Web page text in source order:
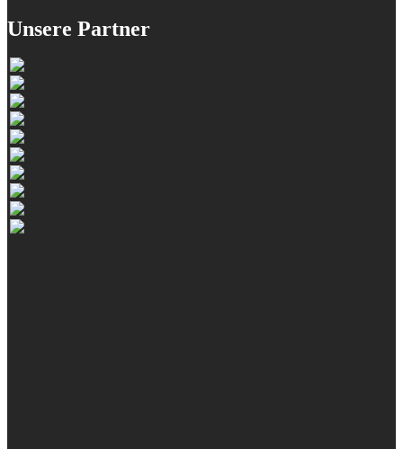
Unsere Partner